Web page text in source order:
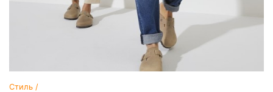
Стиль /